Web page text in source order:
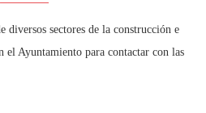
diversos sectores de la construcción e
el Ayuntamiento para contactar con las